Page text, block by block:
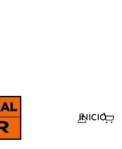
INICIO